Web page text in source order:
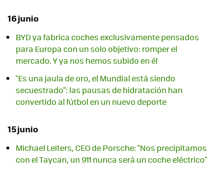
16 junio
BYD ya fabrica coches exclusivamente pensados
para Europa con un solo objetivo: romper el
mercado. Y ya nos hemos subido en él
"Es una jaula de oro, el Mundial está siendo
secuestrado": las pausas de hidratación han
convertido al fútbol en un nuevo deporte
15 junio
Michael Leiters, CEO de Porsche: "Nos precipitamos
con el Taycan, un 911 nunca será un coche eléctrico"